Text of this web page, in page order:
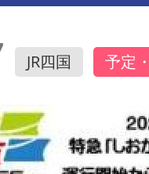
JR四国 予定